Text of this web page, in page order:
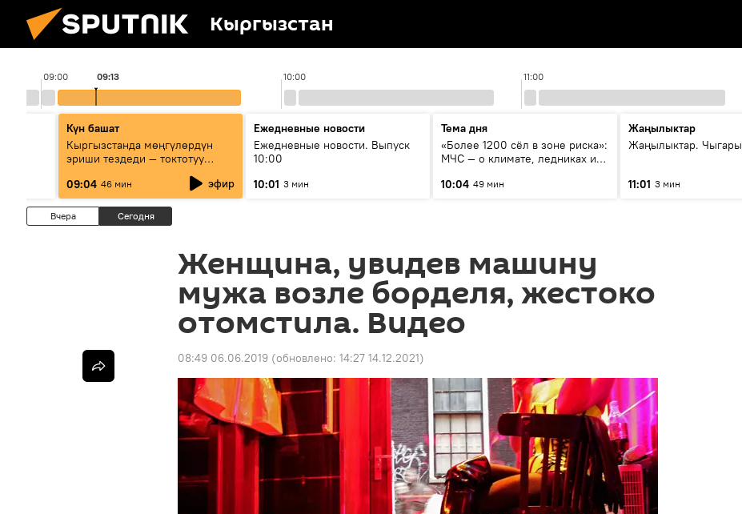
Кыргызстан
09:00 10:00 11:00
09:13
Күн башат
Кыргызстанда мөңгүлөрдүн
эриши тездеди — токтотуу
09:04 46 мин эфир
Ежедневные новости
Ежедневные новости. Выпуск
10:00
10:01 3 мин
Тема дня
«Более 1200 сёл в зоне риска»:
МЧС — о климате, ледниках и
населения
10:04 49 мин
Жаңылыктар
Жаңылыктар.
11:01 3 мин
Вчера Сегодня
Женщина, увидев машину
мужа возле борделя, жестоко
отомстила. Видео
08:49 06.06.2019 (обновлено: 14:27 14.12.2021)